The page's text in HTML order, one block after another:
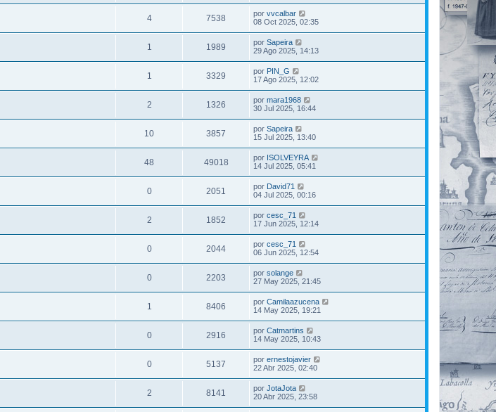
4 7538 por vvcalbar
08 Oct 2025, 02:35
1 1989 por Sapeira
29 Ago 2025, 14:13
1 3329 por PIN_G
17 Ago 2025, 12:02
2 1326 por mara1968
30 Jul 2025, 16:44
10 3857 por Sapeira
15 Jul 2025, 13:40
48 49018 por ISOLVEYRA
14 Jul 2025, 05:41
0 2051 por David71
04 Jul 2025, 00:16
2 1852 por cesc_71
17 Jun 2025, 12:14
0 2044 por cesc_71
06 Jun 2025, 12:54
0 2203 por solange
27 May 2025, 21:45
1 8406 por Camilaazucena
14 May 2025, 19:21
0 2916 por Catmartins
14 May 2025, 10:43
0 5137 por ernestojavier
22 Abr 2025, 02:40
2 8141 por JotaJota
20 Abr 2025, 23:58